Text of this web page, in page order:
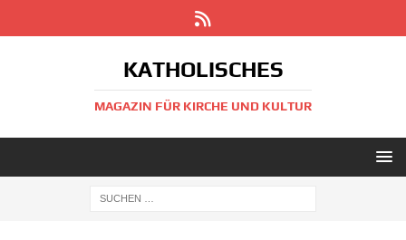
KATHOLISCHES
MAGAZIN FÜR KIRCHE UND KULTUR